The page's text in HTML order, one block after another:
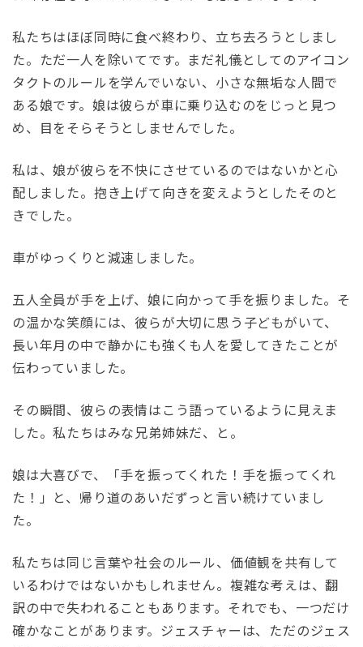
私たちはほぼ同時に食べ終わり、立ち去ろうとしまし
た。ただ一人を除いてです。まだ礼儀としてのアイコン
タクトのルールを学んでいない、小さな無垢な人間で
ある娘です。娘は彼らが車に乗り込むのをじっと見つ
め、目をそらそうとしませんでした。
私は、娘が彼らを不快にさせているのではないかと心
配しました。抱き上げて向きを変えようとしたそのと
きでした。
車がゆっくりと減速しました。
五人全員が手を上げ、娘に向かって手を振りました。そ
の温かな笑顔には、彼らが大切に思う子どもがいて、
長い年月の中で静かにも強くも人を愛してきたことが
伝わっていました。
その瞬間、彼らの表情はこう語っているように見えま
した。私たちはみな兄弟姉妹だ、と。
娘は大喜びで、「手を振ってくれた！手を振ってくれ
た！」と、帰り道のあいだずっと言い続けていまし
た。
私たちは同じ言葉や社会のルール、価値観を共有して
いるわけではないかもしれません。複雑な考えは、翻
訳の中で失われることもあります。それでも、一つだけ
確かなことがあります。ジェスチャーは、ただのジェス